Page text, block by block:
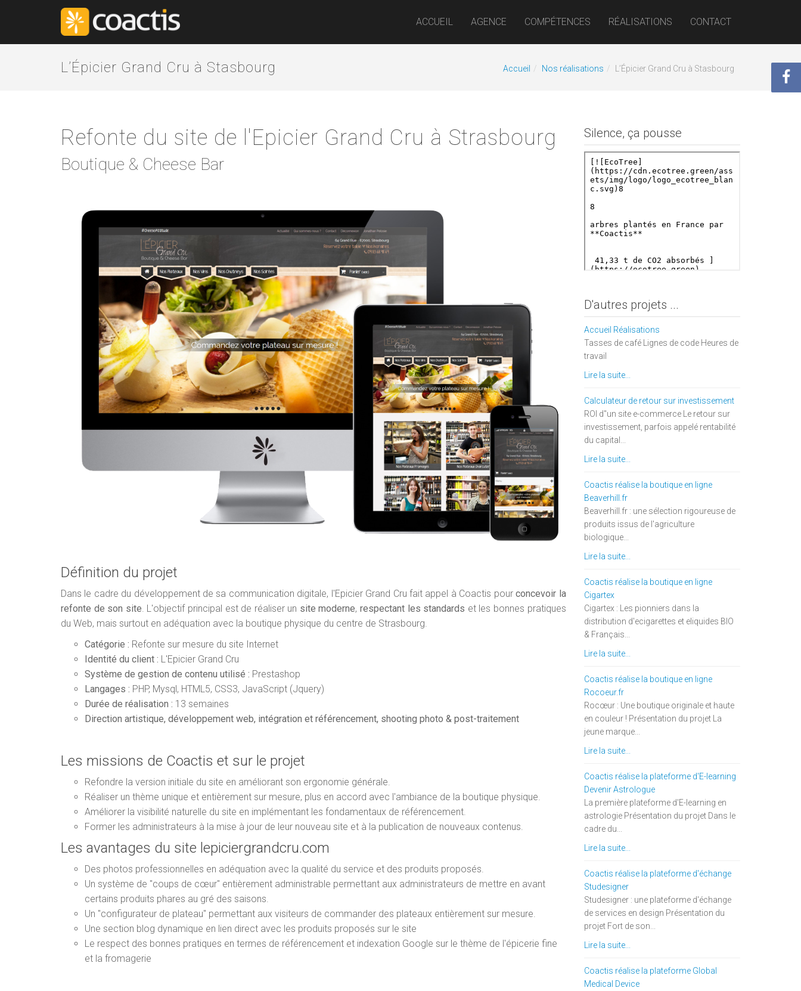
ACCUEIL AGENCE COMPÉTENCES RÉALISATIONS CONTACT
L’Épicier Grand Cru à Stasbourg Accueil Nos réalisations L’Épicier Grand Cru à Stasbourg
Refonte du site de l'Epicier Grand Cru à Strasbourg
Boutique & Cheese Bar
Définition du projet
Dans le cadre du développement de sa communication digitale, l'Epicier Grand Cru fait appel à Coactis pourconcevoir la
refonte de son site . L'objectif principal est de réaliser un site moderne,respectant les standards et les bonnes pratiques
du Web, mais surtout en adéquation avec la boutique physique du centre de Strasbourg.
Catégorie : Refonte sur mesure du site Internet
Identité du client : L'Epicier Grand Cru
Système de gestion de contenu utilisé : Prestashop
Langages : PHP, Mysql, HTML5, CSS3, JavaScript (Jquery)
Durée de réalisation : 13 semaines
Direction artistique, développement web, intégration et référencement, shooting photo & post-traitement
Les missions de Coactis et sur le projet
Refondre la version initiale du site en améliorant son ergonomie générale.
Réaliser un thème unique et entièrement sur mesure, plus en accord avec l'ambiance de la boutique physique.
Améliorer la visibilité naturelle du site en implémentant les fondamentaux de référencement.
Former les administrateurs à la mise à jour de leur nouveau site et à la publication de nouveaux contenus.
Les avantages du site lepiciergrandcru.com
Des photos professionnelles en adéquation avec la qualité du service et des produits proposés.
Un système de "coups de cœur" entièrement administrable permettant aux administrateurs de mettre en avant
certains produits phares au gré des saisons.
Un "configurateur de plateau" permettant aux visiteurs de commander des plateaux entièrement sur mesure.
Une section blog dynamique en lien direct avec les produits proposés sur le site
Le respect des bonnes pratiques en termes de référencement et indexation Google sur le thème de l'épicerie fine
et la fromagerie
Silence, ça pousse
D'autres projets ...
Accueil Réalisations
Tasses de café Lignes de code Heures de
travail
Lire la suite...
Calculateur de retour sur investissement
ROI d''un site e-commerce Le retour sur
investissement, parfois appelé rentabilité
du capital...
Lire la suite...
Coactis réalise la boutique en ligne
Beaverhill.fr
Beaverhill.fr : une sélection rigoureuse de
produits issus de l'agriculture
biologique...
Lire la suite...
Coactis réalise la boutique en ligne
Cigartex
Cigartex : Les pionniers dans la
distribution d'ecigarettes et eliquides BIO
& Français...
Lire la suite...
Coactis réalise la boutique en ligne
Rocoeur.fr
Rocœur : Une boutique originale et haute
en couleur ! Présentation du projet La
jeune marque...
Lire la suite...
Coactis réalise la plateforme d'E-learning
Devenir Astrologue
La première plateforme d'E-learning en
astrologie Présentation du projet Dans le
cadre du...
Lire la suite...
Coactis réalise la plateforme d'échange
Studesigner
Studesigner : une plateforme d'échange
de services en design Présentation du
projet Fort de son...
Lire la suite...
Coactis réalise la plateforme Global
Medical Device